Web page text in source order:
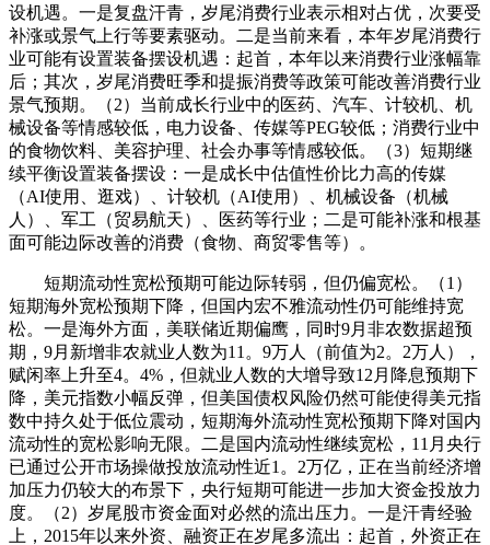
设机遇。一是复盘汗青，岁尾消费行业表示相对占优，次要受
补涨或景气上行等要素驱动。二是当前来看，本年岁尾消费行
业可能有设置装备摆设机遇：起首，本年以来消费行业涨幅靠
后；其次，岁尾消费旺季和提振消费等政策可能改善消费行业
景气预期。（2）当前成长行业中的医药、汽车、计较机、机
械设备等情感较低，电力设备、传媒等PEG较低；消费行业中
的食物饮料、美容护理、社会办事等情感较低。（3）短期继
续平衡设置装备摆设：一是成长中估值性价比力高的传媒
（AI使用、逛戏）、计较机（AI使用）、机械设备（机械
人）、军工（贸易航天）、医药等行业；二是可能补涨和根基
面可能边际改善的消费（食物、商贸零售等）。
短期流动性宽松预期可能边际转弱，但仍偏宽松。（1）
短期海外宽松预期下降，但国内宏不雅流动性仍可能维持宽
松。一是海外方面，美联储近期偏鹰，同时9月非农数据超预
期，9月新增非农就业人数为11。9万人（前值为2。2万人），
赋闲率上升至4。4%，但就业人数的大增导致12月降息预期下
降，美元指数小幅反弹，但美国债权风险仍然可能使得美元指
数中持久处于低位震动，短期海外流动性宽松预期下降对国内
流动性的宽松影响无限。二是国内流动性继续宽松，11月央行
已通过公开市场操做投放流动性近1。2万亿，正在当前经济增
加压力仍较大的布景下，央行短期可能进一步加大资金投放力
度。（2）岁尾股市资金面对必然的流出压力。一是汗青经验
上，2015年以来外资、融资正在岁尾多流出：起首，外资正在